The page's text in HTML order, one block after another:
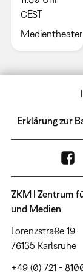
CEST
Medientheater
Erklärung zur
ZKM | Zentrum
und Medien
Lorenzstraße 19
76135 Karlsruhe
+49 (0) 721 -